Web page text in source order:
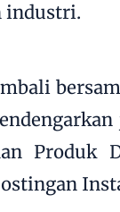
industri.